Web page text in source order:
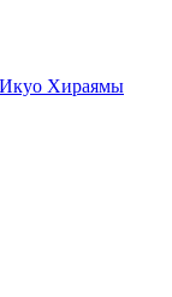
Хираямы